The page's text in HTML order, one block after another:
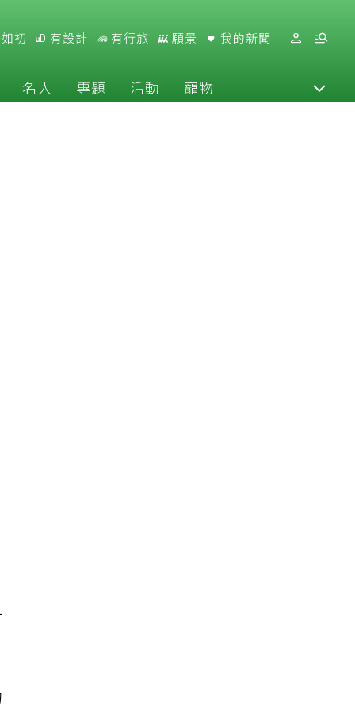
初 有設計 有行旅 願景 我的新聞
名人 專題 活動 寵物